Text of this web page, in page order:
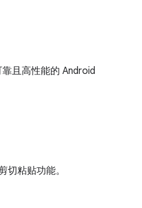
且高性能的 Android
切粘贴功能。